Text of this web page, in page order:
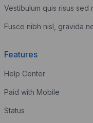
Vestibulum quis risus
Fusce nibh nisl, gravida
Features
Help Center
Paid with Mobile
Status